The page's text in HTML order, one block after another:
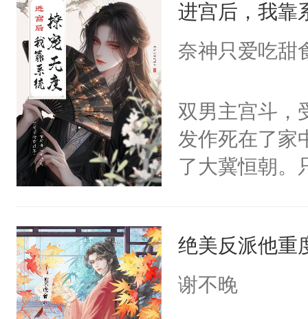
成为所有白莲
I，他们决定
莲花可不止有
点脑袋，看着
常见问题一：
教科书版：“
母的微笑：“
留看着面前
人，突然醒悟
进宫后，我靠
奈神只爱吃甜
双男主宫斗，
发作死在了家
了大冀恒朝。
惜被人暗害，
绝。主神知晓
绝美反派他重
谢不晚